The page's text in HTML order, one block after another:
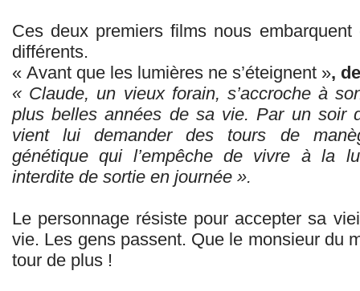
Ces deux premiers films nous
différents.
« Avant que les lumières ne s’éteignent »,
« Claude, un vieux forain, s’accroche à
plus belles années de sa vie. Par un soir
vient lui demander des tours de
génétique qui l’empêche de vivre à la
interdite de sortie en journée ».
Le personnage résiste pour accepter sa
vie. Les gens passent. Que le monsieur du
tour de plus !